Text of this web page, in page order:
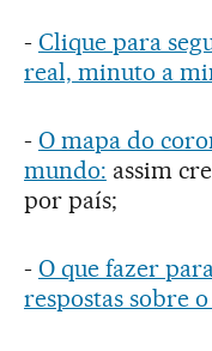
- Clique para
real, minuto a
- O mapa do
mundo: assim
por país;
- O que fazer
respostas sobre